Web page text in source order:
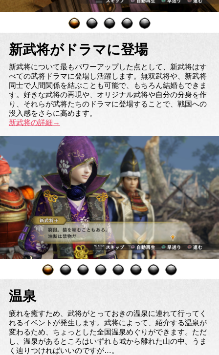
新武将がドラマに登場
新武将について最もパワーアップした点として、新武将はす
べての武将ドラマに登場し活躍します。無双武将や、新武将
同士で人間関係を結ぶことも可能で、もちろん結婚もできま
す。好きな武将の再現や、オリジナル武将や自分の分身を作
り、それらが武将たちのドラマに登場することで、戦国への
没入感をさらに高めます。
新武将の詳細→
温泉
疲れを癒すため、武将がとっておきの温泉に連れて行ってく
れるイベントが発生します。武将によって、紹介する温泉が
変わるため、ちょっとした全国温泉めぐりができます。ただ
し、温泉があるところはいずれも城から離れた山の中。うま
く辿りつければいいのですが…。